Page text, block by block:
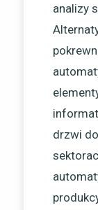
analizy
drzwi